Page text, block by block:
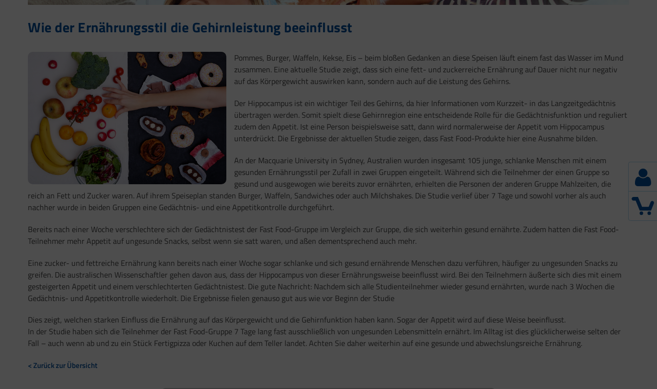
Wie der Ernährungsstil die Gehirnleistung beeinflusst
Pommes, Burger, Waffeln, Kekse, Eis – beim bloßen Gedanken an diese Speisen läuft einem fast das Wasser im Mund
zusammen. Eine aktuelle Studie zeigt, dass sich eine fett- und zuckerreiche Ernährung auf Dauer nicht nur negativ
auf das Körpergewicht auswirken kann, sondern auch auf die Leistung des Gehirns.
Der Hippocampus ist ein wichtiger Teil des Gehirns, da hier Informationen vom Kurzzeit- in das Langzeitgedächtnis
übertragen werden. Somit spielt diese Gehirnregion eine entscheidende Rolle für die Gedächtnisfunktion und reguliert
zudem den Appetit. Ist eine Person beispielsweise satt, dann wird normalerweise der Appetit vom Hippocampus
unterdrückt. Die Ergebnisse der aktuellen Studie zeigen, dass Fast Food-Produkte hier eine Ausnahme bilden.
An der Macquarie University in Sydney, Australien wurden insgesamt 105 junge, schlanke Menschen mit einem
gesunden Ernährungsstil per Zufall in zwei Gruppen eingeteilt. Während sich die Teilnehmer der einen Gruppe so
gesund und ausgewogen wie bereits zuvor ernährten, erhielten die Personen der anderen Gruppe Mahlzeiten, die
reich an Fett und Zucker waren. Auf ihrem Speiseplan standen Burger, Waffeln, Sandwiches oder auch Milchshakes. Die Studie verlief über 7 Tage und sowohl vorher als auch
nachher wurde in beiden Gruppen eine Gedächtnis- und eine Appetitkontrolle durchgeführt.
Bereits nach einer Woche verschlechtere sich der Gedächtnistest der Fast Food-Gruppe im Vergleich zur Gruppe, die sich weiterhin gesund ernährte. Zudem hatten die Fast Food-
Teilnehmer mehr Appetit auf ungesunde Snacks, selbst wenn sie satt waren, und aßen dementsprechend auch mehr.
Eine zucker- und fettreiche Ernährung kann bereits nach einer Woche sogar schlanke und sich gesund ernährende Menschen dazu verführen, häufiger zu ungesunden Snacks zu
greifen. Die australischen Wissenschaftler gehen davon aus, dass der Hippocampus von dieser Ernährungsweise beeinflusst wird. Bei den Teilnehmern äußerte sich dies mit einem
gesteigerten Appetit und einem verschlechterten Gedächtnistest. Die gute Nachricht: Nachdem sich alle Studienteilnehmer wieder gesund ernährten, wurde nach 3 Wochen die
Gedächtnis- und Appetitkontrolle wiederholt. Die Ergebnisse fielen genauso gut aus wie vor Beginn der Studie
Dies zeigt, welchen starken Einfluss die Ernährung auf das Körpergewicht und die Gehirnfunktion haben kann. Sogar der Appetit wird auf diese Weise beeinflusst.
In der Studie haben sich die Teilnehmer der Fast Food-Gruppe 7 Tage lang fast ausschließlich von ungesunden Lebensmitteln ernährt. Im Alltag ist dies glücklicherweise selten der
Fall – auch wenn ab und zu ein Stück Fertigpizza oder Kuchen auf dem Teller landet. Achten Sie daher weiterhin auf eine gesunde und abwechslungsreiche Ernährung.
< Zurück zur Übersicht